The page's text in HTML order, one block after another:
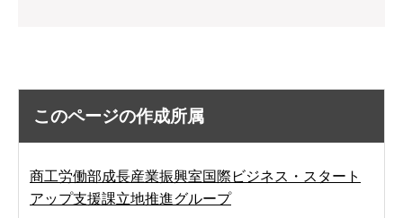
このページの作成所属
商工労働部成長産業振興室国際ビジネス・スタート
アップ支援課立地推進グループ